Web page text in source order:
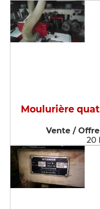
Moulurière
Vente /
20